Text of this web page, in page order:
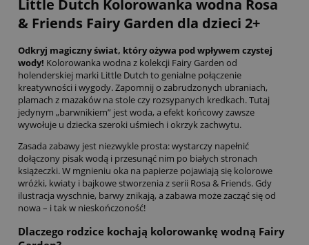
Little Dutch Kolorowanka wodna Rosa
& Friends Fairy Garden dla dzieci 2+
Odkryj magiczny świat, który ożywa pod wpływem czystej
wody! Kolorowanka wodna z kolekcji Fairy Garden od
holenderskiej marki Little Dutch to genialne połączenie
kreatywności i wygody. Zapomnij o zabrudzonych ubraniach,
plamach z mazaków na stole czy rozsypanych kredkach. Tutaj
jedynym „barwnikiem” jest woda, a efekt końcowy zawsze
wywołuje u dziecka szeroki uśmiech i okrzyk zachwytu.
Zasada zabawy jest niezwykle prosta: wystarczy napełnić
dołączony pisak wodą i przesunąć nim po białych stronach
książeczki. W mgnieniu oka na papierze pojawiają się kolorowe
wróżki, kwiaty i bajkowe stworzenia z serii Rosa & Friends. Gdy
ilustracja wyschnie, barwy znikają, a zabawa może zacząć się od
nowa – i tak w nieskończoność!
Dlaczego rodzice kochają kolorowankę wodną Fairy